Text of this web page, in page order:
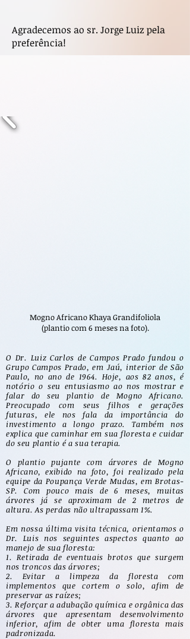
Agradecemos ao sr. Jorge Luiz pela
preferência!
Mogno Africano Khaya Grandifoliola
(plantio com 6 meses na foto).
O Dr. Luiz Carlos de Campos Prado fundou o
Grupo Campos Prado, em Jaú, interior de São
Paulo, no ano de 1964. Hoje, aos 82 anos, é
notório o seu entusiasmo ao nos mostrar e
falar do seu plantio de Mogno Africano.
Preocupado com seus filhos e gerações
futuras, ele nos fala da importância do
investimento a longo prazo. Também nos
explica que caminhar em sua floresta e cuidar
do seu plantio é a sua terapia.
O plantio pujante com árvores de Mogno
Africano, exibido na foto, foi realizado pela
equipe da Poupança Verde Mudas, em Brotas-
SP. Com pouco mais de 6 meses, muitas
árvores já se aproximam de 2 metros de
altura. As perdas não ultrapassam 1%.
Em nossa última visita técnica, orientamos o
Dr. Luis nos seguintes aspectos quanto ao
manejo de sua floresta:
1. Retirada de eventuais brotos que surgem
nos troncos das árvores;
2. Evitar a limpeza da floresta com
implementos que cortem o solo, afim de
preservar as raízes;
3. Reforçar a adubação química e orgânica das
árvores que apresentam desenvolvimento
inferior, afim de obter uma floresta mais
padronizada.